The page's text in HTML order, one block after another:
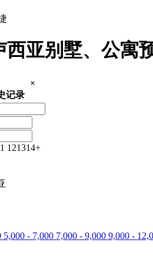
西亚别墅、公寓
×
记录
121314+
5,000 - 7,000 7,000 - 9,000 9,000 -